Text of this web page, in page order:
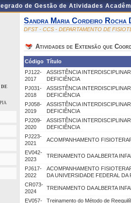
de Gestão de Atividades
DE
Sandra Maria Cordeiro Rocha
DFST - CCS - DEPARTAMENTO DE
Atividades de Extensão que
Código Título
PJ122-
2017
ASSISTÊNCIA
DEFICIÊNCIA
PJ031-
2018
ASSISTÊNCIA
DEFICIÊNCIA
PJ058-
2019
ASSISTÊNCIA
DEFICIÊNCIA
PJ209-
2020
ASSISTÊNCIA
DEFICIÊNCIA
PJ223-
2021
ACOMPANHAMENTO
EV042-
2023
TREINAMENTO DA ALBERTA
PJ617-
2022
ACOMPANHAMENTO
DA UNIVERSIDADE FEDERAL DA
CR073-
2024
TREINAMENTO DA ALBERTA
EV057-
Treinamento do Método de